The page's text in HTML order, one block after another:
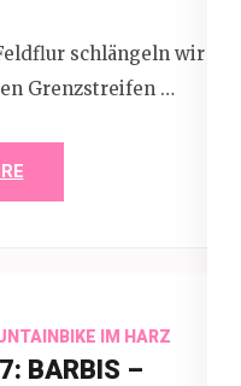
schlängeln wir
Grenzstreifen …
IM HARZ
BARBIS –